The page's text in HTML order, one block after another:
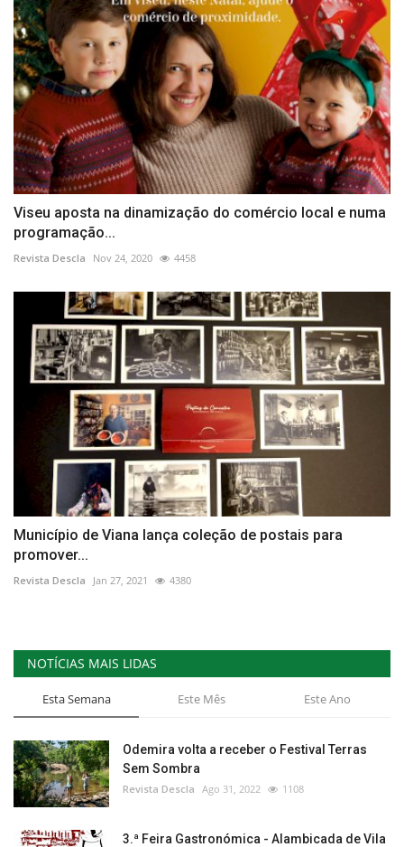
Viseu aposta na dinamização do comércio local e numa
programação...
Revista Descla Nov 24, 2020 4458
Município de Viana lança coleção de postais para
promover...
Revista Descla Jan 27, 2021 4380
NOTÍCIAS MAIS LIDAS
Esta Semana Este Mês Este Ano
Odemira volta a receber o Festival Terras
Sem Sombra
Revista Descla Ago 31, 2022 1108
3.ª Feira Gastronómica - Alambicada de Vila